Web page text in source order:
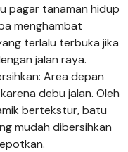
pagar tanaman hidup
menghambat
terlalu terbuka jika
jalan raya.
Area depan
debu jalan. Oleh
bertekstur, batu
mudah dibersihkan